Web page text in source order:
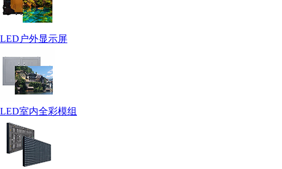
LED户外显示屏
LED室内全彩模组